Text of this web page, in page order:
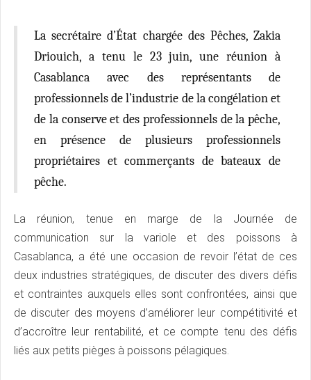
La secrétaire d’État chargée des Pêches, Zakia
Driouich, a tenu le 23 juin, une réunion à
Casablanca avec des représentants de
professionnels de l’industrie de la congélation et
de la conserve et des professionnels de la pêche,
en présence de plusieurs professionnels
propriétaires et commerçants de bateaux de
pêche.
La réunion, tenue en marge de la Journée de
communication sur la variole et des poissons à
Casablanca, a été une occasion de revoir l’état de ces
deux industries stratégiques, de discuter des divers défis
et contraintes auxquels elles sont confrontées, ainsi que
de discuter des moyens d’améliorer leur compétitivité et
d’accroître leur rentabilité, et ce compte tenu des défis
liés aux petits pièges à poissons pélagiques.